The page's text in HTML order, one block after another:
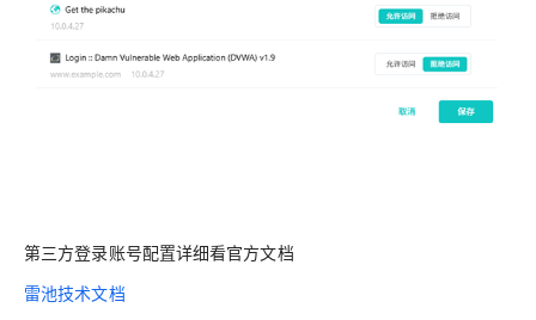
第三方登录账号配置详细看官方文档
雷池技术文档